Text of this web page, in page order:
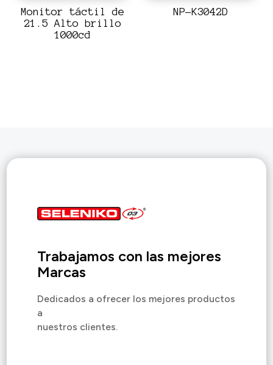
Monitor táctil de
21.5 Alto brillo
1000cd
NP-K3042D
Trabajamos con las mejores
Marcas
Dedicados a ofrecer los mejores productos
a
nuestros clientes.